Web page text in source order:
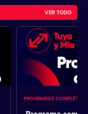
VER TODO
PROGRAMAS COMPLETOS